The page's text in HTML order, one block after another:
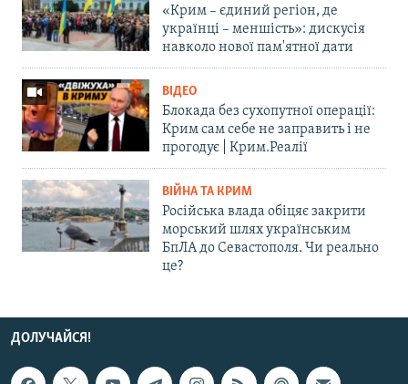
«Крим – єдиний регіон, де
українці – меншість»: дискусія
навколо нової пам'ятної дати
ВІДЕО
Блокада без сухопутної операції:
Крим сам себе не заправить і не
прогодує | Крим.Реалії
ВІЙНА ТА КРИМ
Російська влада обіцяє закрити
морський шлях українським
БпЛА до Севастополя. Чи реально
це?
ДОЛУЧАЙСЯ!